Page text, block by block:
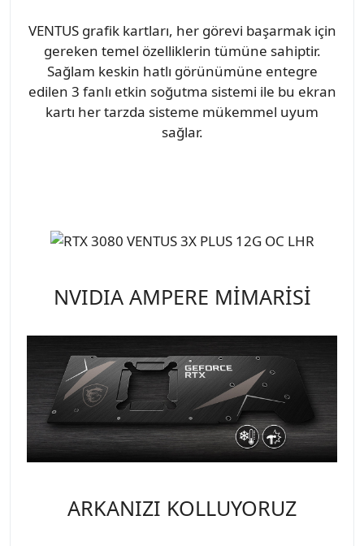
VENTUS grafik kartları, her görevi başarmak için
gereken temel özelliklerin tümüne sahiptir.
Sağlam keskin hatlı görünümüne entegre
edilen 3 fanlı etkin soğutma sistemi ile bu ekran
kartı her tarzda sisteme mükemmel uyum
sağlar.
NVIDIA AMPERE MİMARİSİ
ARKANIZI KOLLUYORUZ